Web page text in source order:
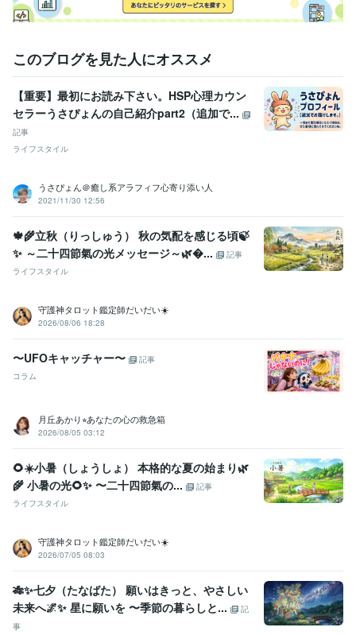
このブログを見た人にオススメ
【重要】最初にお読み下さい。HSP心理カウン
セラーうさぴょんの自己紹介part2（追加で...
記事
ライフスタイル
うさぴょん＠癒し系アラフィフ心寄り添い人
2021/11/30 12:56
🍁🌾立秋（りっしゅう） 秋の気配を感じる頃🍃
✨ ～二十四節氣の光メッセージ～🌿...
記事
ライフスタイル
守護神タロット鑑定師だいだい☀️
2026/08/06 18:28
〜UFOキャッチャー〜
記事
コラム
月丘あかり⭐︎あなたの心の救急箱
2026/08/05 03:12
🌻☀️小暑（しょうしょ） 本格的な夏の始まり🌿
🌾 小暑の光🌻✨️ 〜二十四節氣の...
記事
ライフスタイル
守護神タロット鑑定師だいだい☀️
2026/07/05 08:03
🎋✨七夕（たなばた） 願いはきっと、やさしい
未来へ🌌✨ 星に願いを 〜季節の暮らしと...
記
事